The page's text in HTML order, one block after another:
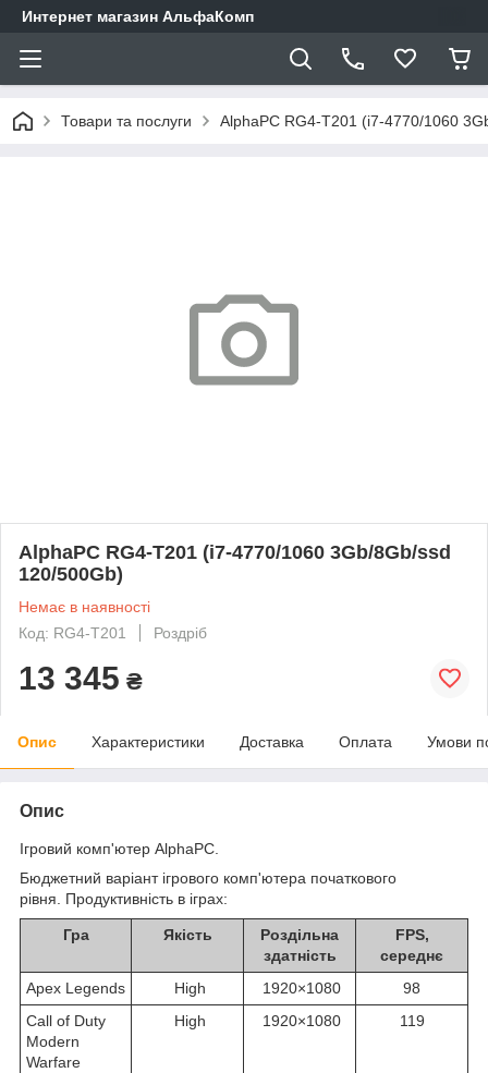
Интернет магазин АльфаКомп
Товари та послуги AlphaPC RG4-T201 (i7-4770/1060
AlphaPC RG4-T201 (i7-4770/1060 3Gb/8Gb/ssd
120/500Gb)
Немає в наявності
Код: RG4-T201
Роздріб
13 345 ₴
Опис Характеристики Доставка Оплата Умови
Опис
Ігровий комп'ютер AlphaPC.
Бюджетний варіант ігрового комп'ютера початкового
рівня. Продуктивність в іграх:
Гра Якість
Роздільна
здатність
FPS,
середнє
Apex Legends
High 1920×1080
98
Call of Duty
Modern
Warfare
High 1920×1080 119